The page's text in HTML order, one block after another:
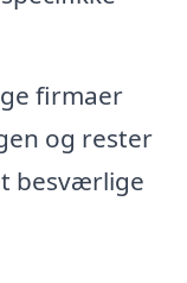
firmaer
og rester
besværlige